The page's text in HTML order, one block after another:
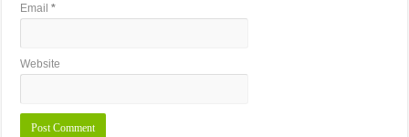
Email*
Website